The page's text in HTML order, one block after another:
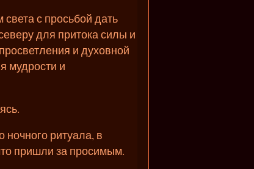
с просьбой дать
для притока силы и
и духовной
мудрости и
ритуала, в
пришли за просимым.